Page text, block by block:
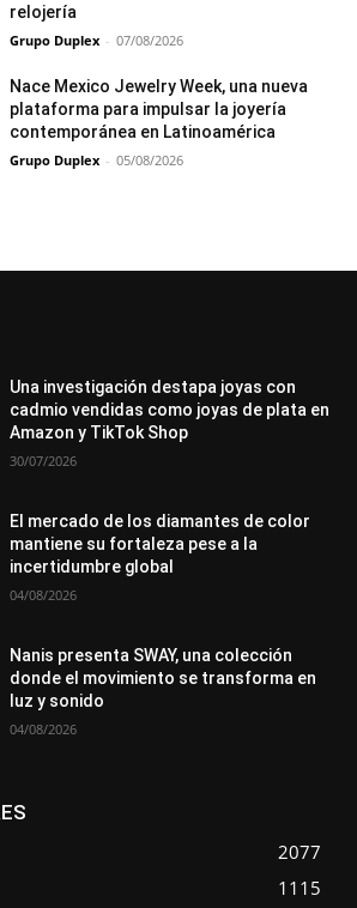
relojería
Grupo Duplex - 07/08/2026
Nace Mexico Jewelry Week, una nueva
plataforma para impulsar la joyería
contemporánea en Latinoamérica
Grupo Duplex - 05/08/2026
Una investigación destapa joyas con
cadmio vendidas como joyas de plata en
Amazon y TikTok Shop
30/07/2026
El mercado de los diamantes de color
mantiene su fortaleza pese a la
incertidumbre global
04/08/2026
Nanis presenta SWAY, una colección
donde el movimiento se transforma en
luz y sonido
04/08/2026
2077
1115